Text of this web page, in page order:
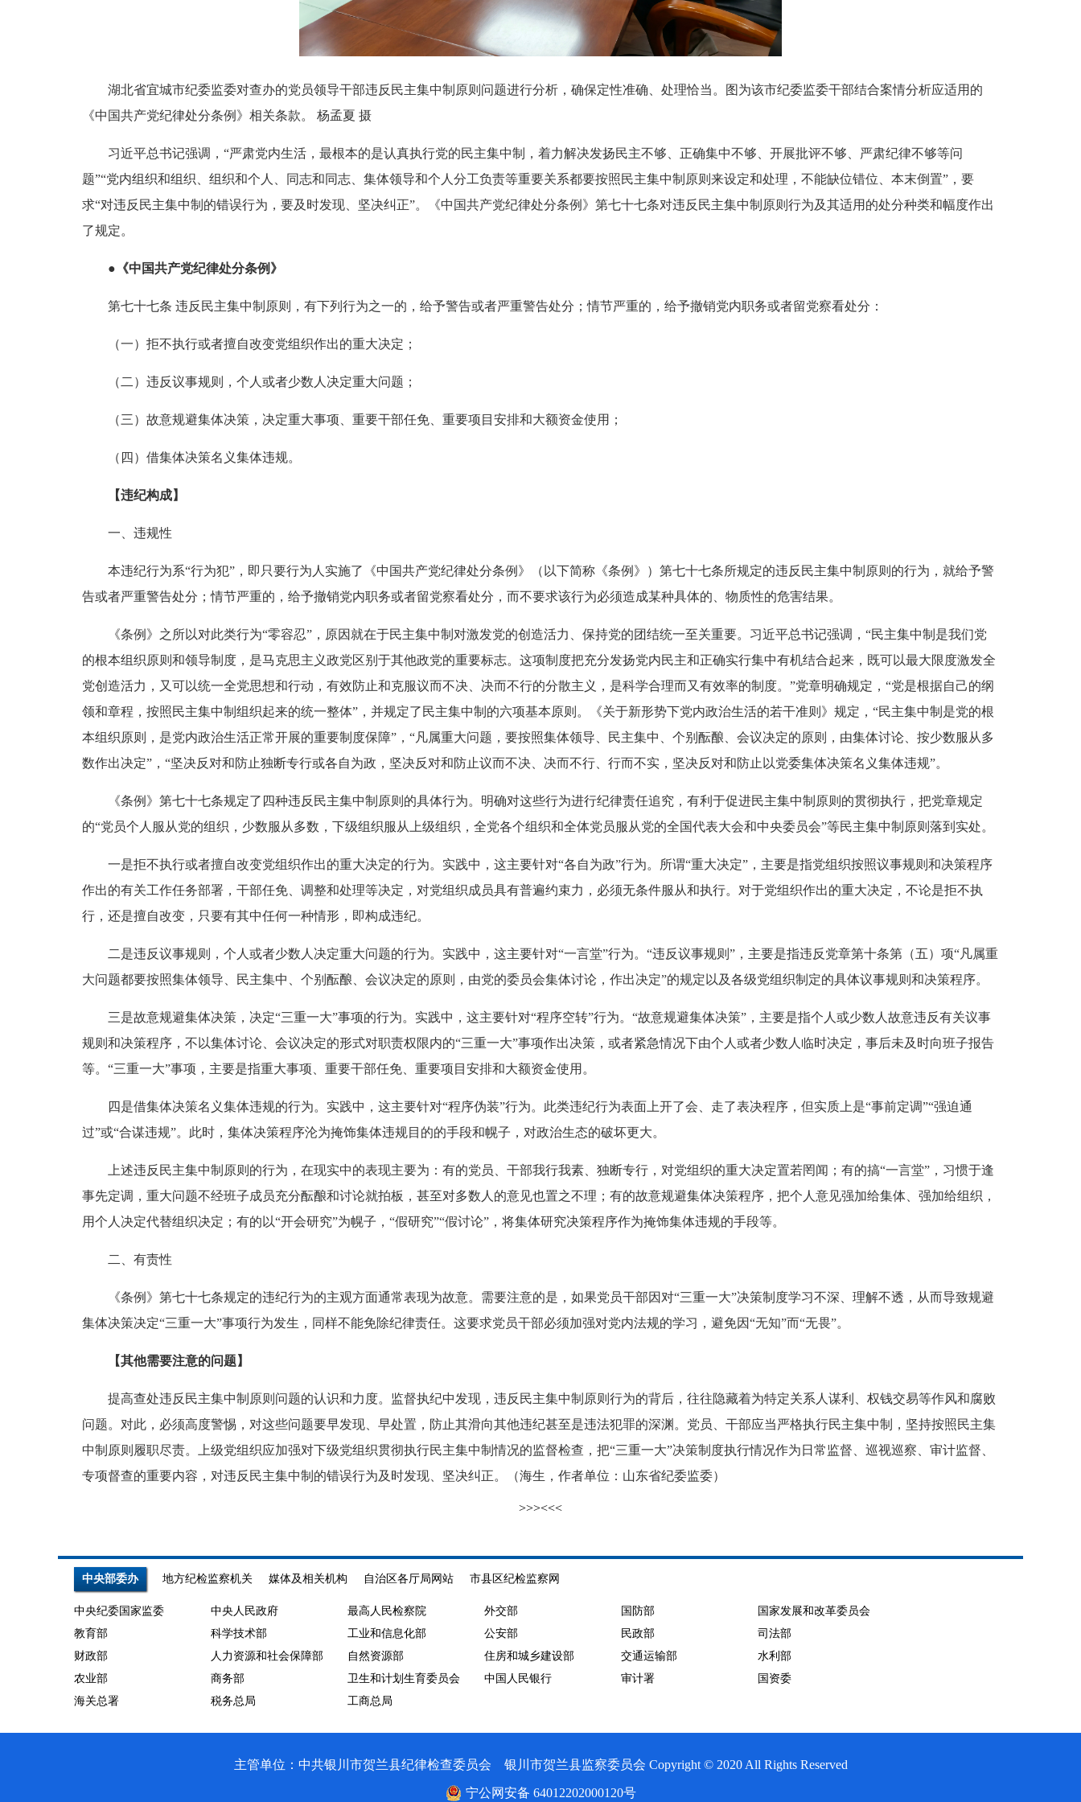
湖北省宜城市纪委监委对查办的党员领导干部违反民主集中制原则问题进行分析，确保定性准确、处理恰当。图为该市纪委监委干部结合案情分析应适用的
《中国共产党纪律处分条例》相关条款。 杨孟夏 摄
习近平总书记强调，“严肃党内生活，最根本的是认真执行党的民主集中制，着力解决发扬民主不够、正确集中不够、开展批评不够、严肃纪律不够等问
题”“党内组织和组织、组织和个人、同志和同志、集体领导和个人分工负责等重要关系都要按照民主集中制原则来设定和处理，不能缺位错位、本末倒置”，要
求“对违反民主集中制的错误行为，要及时发现、坚决纠正”。《中国共产党纪律处分条例》第七十七条对违反民主集中制原则行为及其适用的处分种类和幅度作出
了规定。
●《中国共产党纪律处分条例》
第七十七条 违反民主集中制原则，有下列行为之一的，给予警告或者严重警告处分；情节严重的，给予撤销党内职务或者留党察看处分：
（一）拒不执行或者擅自改变党组织作出的重大决定；
（二）违反议事规则，个人或者少数人决定重大问题；
（三）故意规避集体决策，决定重大事项、重要干部任免、重要项目安排和大额资金使用；
（四）借集体决策名义集体违规。
【违纪构成】
一、违规性
本违纪行为系“行为犯”，即只要行为人实施了《中国共产党纪律处分条例》（以下简称《条例》）第七十七条所规定的违反民主集中制原则的行为，就给予警
告或者严重警告处分；情节严重的，给予撤销党内职务或者留党察看处分，而不要求该行为必须造成某种具体的、物质性的危害结果。
《条例》之所以对此类行为“零容忍”，原因就在于民主集中制对激发党的创造活力、保持党的团结统一至关重要。习近平总书记强调，“民主集中制是我们党
的根本组织原则和领导制度，是马克思主义政党区别于其他政党的重要标志。这项制度把充分发扬党内民主和正确实行集中有机结合起来，既可以最大限度激发全
党创造活力，又可以统一全党思想和行动，有效防止和克服议而不决、决而不行的分散主义，是科学合理而又有效率的制度。”党章明确规定，“党是根据自己的纲
领和章程，按照民主集中制组织起来的统一整体”，并规定了民主集中制的六项基本原则。《关于新形势下党内政治生活的若干准则》规定，“民主集中制是党的根
本组织原则，是党内政治生活正常开展的重要制度保障”，“凡属重大问题，要按照集体领导、民主集中、个别酝酿、会议决定的原则，由集体讨论、按少数服从多
数作出决定”，“坚决反对和防止独断专行或各自为政，坚决反对和防止议而不决、决而不行、行而不实，坚决反对和防止以党委集体决策名义集体违规”。
《条例》第七十七条规定了四种违反民主集中制原则的具体行为。明确对这些行为进行纪律责任追究，有利于促进民主集中制原则的贯彻执行，把党章规定
的“党员个人服从党的组织，少数服从多数，下级组织服从上级组织，全党各个组织和全体党员服从党的全国代表大会和中央委员会”等民主集中制原则落到实处。
一是拒不执行或者擅自改变党组织作出的重大决定的行为。实践中，这主要针对“各自为政”行为。所谓“重大决定”，主要是指党组织按照议事规则和决策程序
作出的有关工作任务部署，干部任免、调整和处理等决定，对党组织成员具有普遍约束力，必须无条件服从和执行。对于党组织作出的重大决定，不论是拒不执
行，还是擅自改变，只要有其中任何一种情形，即构成违纪。
二是违反议事规则，个人或者少数人决定重大问题的行为。实践中，这主要针对“一言堂”行为。“违反议事规则”，主要是指违反党章第十条第（五）项“凡属重
大问题都要按照集体领导、民主集中、个别酝酿、会议决定的原则，由党的委员会集体讨论，作出决定”的规定以及各级党组织制定的具体议事规则和决策程序。
三是故意规避集体决策，决定“三重一大”事项的行为。实践中，这主要针对“程序空转”行为。“故意规避集体决策”，主要是指个人或少数人故意违反有关议事
规则和决策程序，不以集体讨论、会议决定的形式对职责权限内的“三重一大”事项作出决策，或者紧急情况下由个人或者少数人临时决定，事后未及时向班子报告
等。“三重一大”事项，主要是指重大事项、重要干部任免、重要项目安排和大额资金使用。
四是借集体决策名义集体违规的行为。实践中，这主要针对“程序伪装”行为。此类违纪行为表面上开了会、走了表决程序，但实质上是“事前定调”“强迫通
过”或“合谋违规”。此时，集体决策程序沦为掩饰集体违规目的的手段和幌子，对政治生态的破坏更大。
上述违反民主集中制原则的行为，在现实中的表现主要为：有的党员、干部我行我素、独断专行，对党组织的重大决定置若罔闻；有的搞“一言堂”，习惯于逢
事先定调，重大问题不经班子成员充分酝酿和讨论就拍板，甚至对多数人的意见也置之不理；有的故意规避集体决策程序，把个人意见强加给集体、强加给组织，
用个人决定代替组织决定；有的以“开会研究”为幌子，“假研究”“假讨论”，将集体研究决策程序作为掩饰集体违规的手段等。
二、有责性
《条例》第七十七条规定的违纪行为的主观方面通常表现为故意。需要注意的是，如果党员干部因对“三重一大”决策制度学习不深、理解不透，从而导致规避
集体决策决定“三重一大”事项行为发生，同样不能免除纪律责任。这要求党员干部必须加强对党内法规的学习，避免因“无知”而“无畏”。
【其他需要注意的问题】
提高查处违反民主集中制原则问题的认识和力度。监督执纪中发现，违反民主集中制原则行为的背后，往往隐藏着为特定关系人谋利、权钱交易等作风和腐败
问题。对此，必须高度警惕，对这些问题要早发现、早处置，防止其滑向其他违纪甚至是违法犯罪的深渊。党员、干部应当严格执行民主集中制，坚持按照民主集
中制原则履职尽责。上级党组织应加强对下级党组织贯彻执行民主集中制情况的监督检查，把“三重一大”决策制度执行情况作为日常监督、巡视巡察、审计监督、
专项督查的重要内容，对违反民主集中制的错误行为及时发现、坚决纠正。（海生，作者单位：山东省纪委监委）
>>><<<
中央部委办 地方纪检监察机关 媒体及相关机构 自治区各厅局网站 市县区纪检监察网
中央纪委国家监委 中央人民政府 最高人民检察院 外交部 国防部
国家发展和改革委员会
教育部
科学技术部 工业和信息化部 公安部 民政部
司法部
财政部
人力资源和社会保障部 自然资源部 住房和城乡建设部 交通运输部
水利部
农业部
商务部 卫生和计划生育委员会 中国人民银行 审计署
国资委
海关总署
税务总局 工商总局
主管单位：中共银川市贺兰县纪律检查委员会 银川市贺兰县监察委员会 Copyright © 2020 All Rights Reserved
宁公网安备 64012202000120号